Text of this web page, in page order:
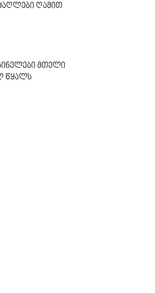
ღამით
მთელი
წყალს